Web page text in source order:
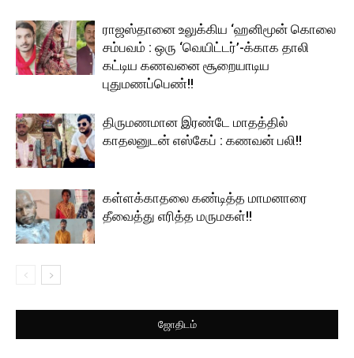
ராஜஸ்தானை உலுக்கிய ‘ஹனிமூன் கொலை
சம்பவம் : ஒரு ‘வெயிட்டர்’-க்காக தாலி
கட்டிய கணவனை சூறையாடிய
புதுமணப்பெண்!!
திருமணமான இரண்டே மாதத்தில்
காதலனுடன் எஸ்கேப் : கணவன் பலி!!
கள்ளக்காதலை கண்டித்த மாமனாரை
தீவைத்து எரித்த மருமகள்!!
ஜோதிடம்